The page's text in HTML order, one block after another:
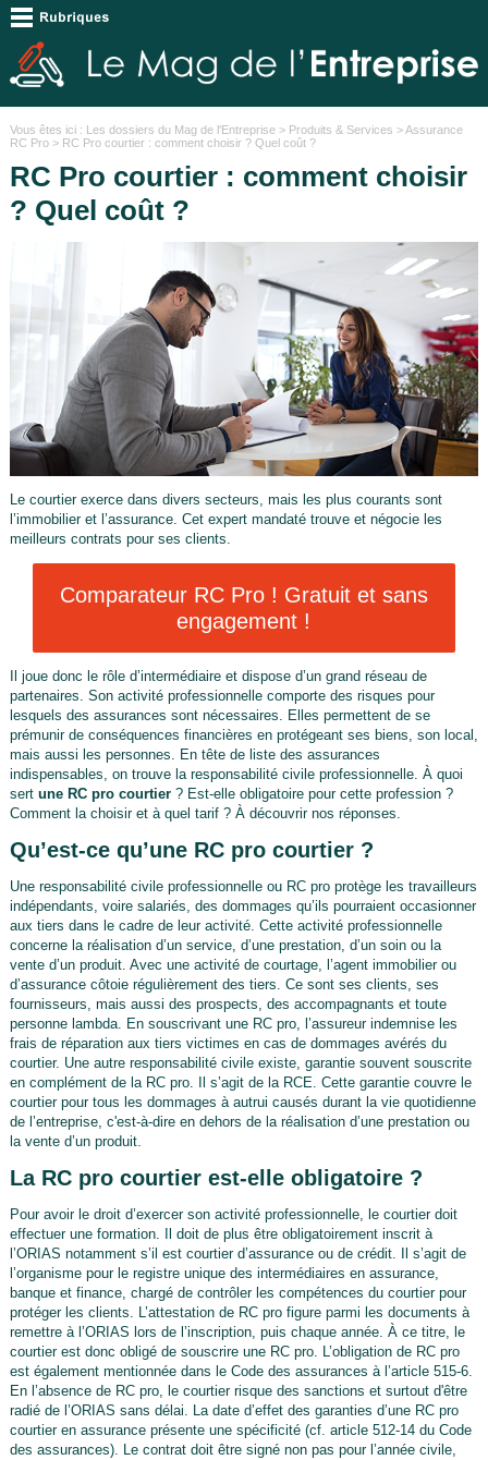
Vous êtes ici : Les dossiers du Mag de l'Entreprise> Produits & Services >Assurance
RC Pro> RC Pro courtier : comment choisir ? Quel coût ?
RC Pro courtier : comment choisir
? Quel coût ?
Le courtier exerce dans divers secteurs, mais les plus courants sont
l’immobilier et l’assurance. Cet expert mandaté trouve et négocie les
meilleurs contrats pour ses clients.
Comparateur RC Pro ! Gratuit et sans
engagement !
Il joue donc le rôle d’intermédiaire et dispose d’un grand réseau de
partenaires. Son activité professionnelle comporte des risques pour
lesquels des assurances sont nécessaires. Elles permettent de se
prémunir de conséquences financières en protégeant ses biens, son local,
mais aussi les personnes. En tête de liste des assurances
indispensables, on trouve la responsabilité civile professionnelle. À quoi
sert une RC pro courtier? Est-elle obligatoire pour cette profession ?
Comment la choisir et à quel tarif ? À découvrir nos réponses.
Qu’est-ce qu’une RC pro courtier ?
Une responsabilité civile professionnelle ou RC pro protège les travailleurs
indépendants, voire salariés, des dommages qu’ils pourraient occasionner
aux tiers dans le cadre de leur activité. Cette activité professionnelle
concerne la réalisation d’un service, d’une prestation, d’un soin ou la
vente d’un produit. Avec une activité de courtage, l’agent immobilier ou
d’assurance côtoie régulièrement des tiers. Ce sont ses clients, ses
fournisseurs, mais aussi des prospects, des accompagnants et toute
personne lambda. En souscrivant une RC pro, l’assureur indemnise les
frais de réparation aux tiers victimes en cas de dommages avérés du
courtier. Une autre responsabilité civile existe, garantie souvent souscrite
en complément de la RC pro. Il s’agit de la RCE. Cette garantie couvre le
courtier pour tous les dommages à autrui causés durant la vie quotidienne
de l’entreprise, c'est-à-dire en dehors de la réalisation d’une prestation ou
la vente d’un produit.
La RC pro courtier est-elle obligatoire ?
Pour avoir le droit d’exercer son activité professionnelle, le courtier doit
effectuer une formation. Il doit de plus être obligatoirement inscrit à
l’ORIAS notamment s’il est courtier d’assurance ou de crédit. Il s’agit de
l’organisme pour le registre unique des intermédiaires en assurance,
banque et finance, chargé de contrôler les compétences du courtier pour
protéger les clients. L’attestation de RC pro figure parmi les documents à
remettre à l’ORIAS lors de l’inscription, puis chaque année. À ce titre, le
courtier est donc obligé de souscrire une RC pro. L’obligation de RC pro
est également mentionnée dans le Code des assurances à l’article 515-6.
En l’absence de RC pro, le courtier risque des sanctions et surtout d'être
radié de l’ORIAS sans délai. La date d’effet des garanties d’une RC pro
courtier en assurance présente une spécificité (cf. article 512-14 du Code
des assurances). Le contrat doit être signé non pas pour l’année civile,